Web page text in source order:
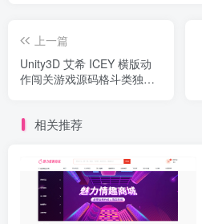
上一篇
Unity3D 艾希 ICEY 横版动
作闯关游戏源码格斗类独立
相关推荐